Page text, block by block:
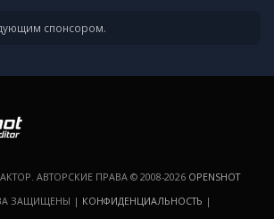
спонсором.
АВТОРСКИЕ ПРАВА © 2008-2026 OPENSHOT
ЗАЩИЩЕНЫ | КОНФИДЕНЦИАЛЬНОСТЬ |